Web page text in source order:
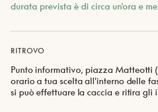
durata prevista è di circa un'ora e
RITROVO
Punto informativo, piazza Matteotti
orario a tua scelta all'interno delle
si può effettuare la caccia e ritira gli